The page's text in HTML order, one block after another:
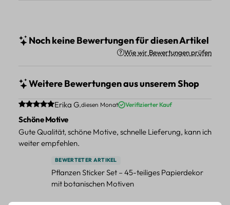
Noch keine Bewertungen für diesen Artikel
Wie wir Bewertungen prüfen
Weitere Bewertungen aus unserem Shop
Durchschnittliche Bewertung von 5 von 5 Sternen
Erika G.diesen Monat Verifizierter Kauf
Schöne Motive
Gute Qualität, schöne Motive, schnelle Lieferung, kann ich
weiter empfehlen.
BEWERTETER ARTIKEL
Pflanzen Sticker Set – 45-teiliges Papierdekor
mit botanischen Motiven